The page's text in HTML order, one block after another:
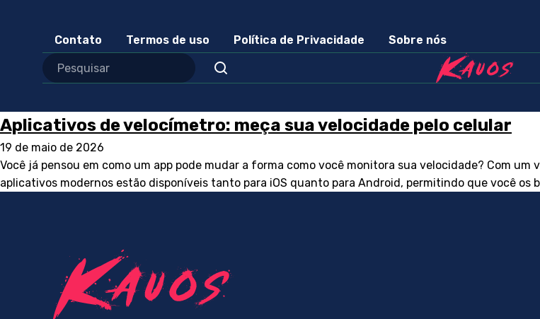
Contato Termos de uso Política de Privacidade Sobre nós
Aplicativos de velocímetro: meça sua velocidade pelo celular
19 de maio de 2026
Você já pensou em como um app pode mudar a forma como você monitora sua velocidade? Com
aplicativos modernos estão disponíveis tanto para iOS quanto para Android, permitindo que você os